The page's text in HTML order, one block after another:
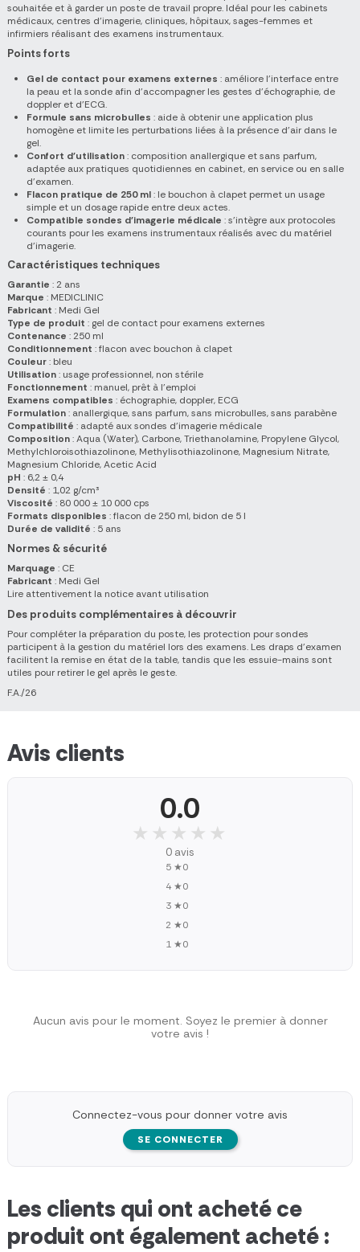
souhaitée et à garder un poste de travail propre. Idéal pour les cabinets
médicaux, centres d'imagerie, cliniques, hôpitaux, sages-femmes et
infirmiers réalisant des examens instrumentaux.
Points forts
Gel de contact pour examens externes : améliore l'interface entre
la peau et la sonde afin d'accompagner les gestes d'échographie, de
doppler et d'ECG.
Formule sans microbulles : aide à obtenir une application plus
homogène et limite les perturbations liées à la présence d'air dans le
gel.
Confort d'utilisation: composition anallergique et sans parfum,
adaptée aux pratiques quotidiennes en cabinet, en service ou en salle
d'examen.
Flacon pratique de 250 ml: le bouchon à clapet permet un usage
simple et un dosage rapide entre deux actes.
Compatible sondes d'imagerie médicale : s'intègre aux protocoles
courants pour les examens instrumentaux réalisés avec du matériel
d'imagerie.
Caractéristiques techniques
Garantie : 2 ans
Marque : MEDICLINIC
Fabricant : Medi Gel
Type de produit : gel de contact pour examens externes
Contenance : 250 ml
Conditionnement : flacon avec bouchon à clapet
Couleur: bleu
Utilisation: usage professionnel, non stérile
Fonctionnement : manuel, prêt à l'emploi
Examens compatibles : échographie, doppler, ECG
Formulation: anallergique, sans parfum, sans microbulles, sans parabène
Compatibilité : adapté aux sondes d'imagerie médicale
Composition: Aqua (Water), Carbone, Triethanolamine, Propylene Glycol,
Methylchloroisothiazolinone, Methylisothiazolinone, Magnesium Nitrate,
Magnesium Chloride, Acetic Acid
pH : 6,2 ± 0,4
Densité : 1,02 g/cm³
Viscosité : 80 000 ± 10 000 cps
Formats disponibles : flacon de 250 ml, bidon de 5 l
Durée de validité : 5 ans
Normes & sécurité
Marquage : CE
Fabricant : Medi Gel
Lire attentivement la notice avant utilisation
Des produits complémentaires à découvrir
Pour compléter la préparation du poste, les protection pour sondes
participent à la gestion du matériel lors des examens. Les draps d'examen
facilitent la remise en état de la table, tandis que les essuie-mains sont
utiles pour retirer le gel après le geste.
F.A./26
Avis clients
0.0
★★★★★
★★★★★
0 avis
5 ★0
4 ★0
3 ★0
2 ★0
1 ★0
Aucun avis pour le moment. Soyez le premier à donner
votre avis !
Connectez-vous pour donner votre avis
SE CONNECTER
Les clients qui ont acheté ce
produit ont également acheté :